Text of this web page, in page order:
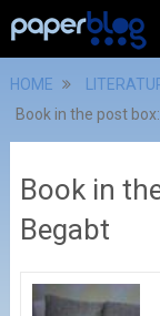
HOME
Book in the post
Book in
Begabt